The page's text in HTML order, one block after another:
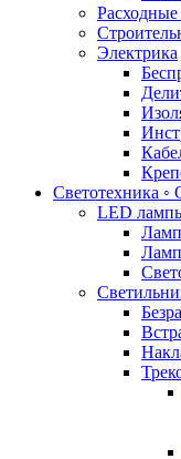
Электрика
Светотехника ◦
LED